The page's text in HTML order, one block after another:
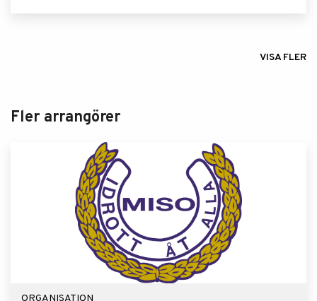
VISA FLER
Fler arrangörer
ORGANISATION